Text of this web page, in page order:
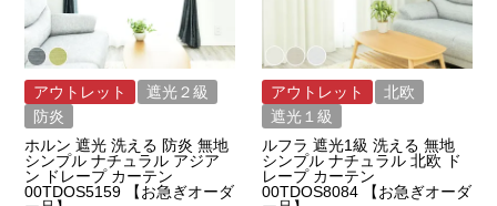
アウトレット
遮光２級
防炎
ホルン 遮光 洗える 防炎 無地
シンプル ナチュラル アジア
ン ドレープ カーテン
00TDOS5159 【お急ぎオーダ
アウトレット
北欧
遮光１級
ルフラ 遮光1級 洗える 無地
シンプル ナチュラル 北欧 ド
レープ カーテン
00TDOS8084 【お急ぎオーダ